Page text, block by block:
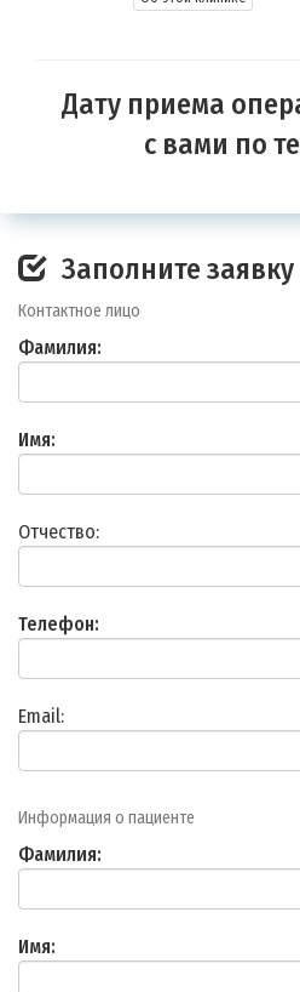
Дату приема
с вами по
Заполните
Контактное лицо
Фамилия:
Имя:
Отчество:
Телефон:
Email:
Информация о пациенте
Фамилия:
Имя: